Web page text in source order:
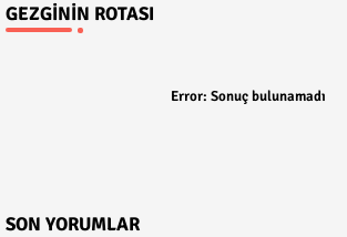
GEZGININ ROTASI
Error: Sonuç bulunamadı
SON YORUMLAR